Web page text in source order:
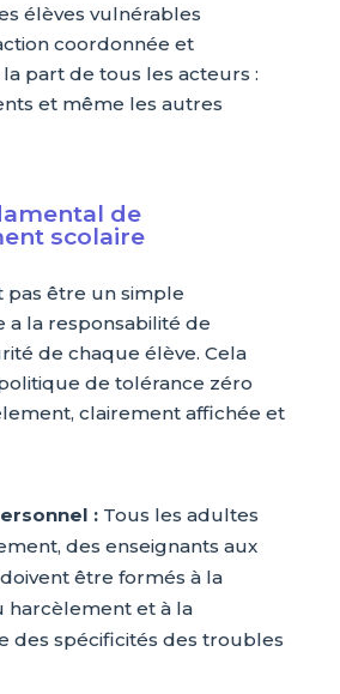
élèves vulnérables
coordonnée et
part de tous les acteurs :
et même les autres
de
scolaire
pas être un simple
a la responsabilité de
de chaque élève. Cela
de tolérance zéro
clairement affichée et
:Tous les adultes
des enseignants aux
être formés à la
harcèlement et à la
des spécificités des troubles